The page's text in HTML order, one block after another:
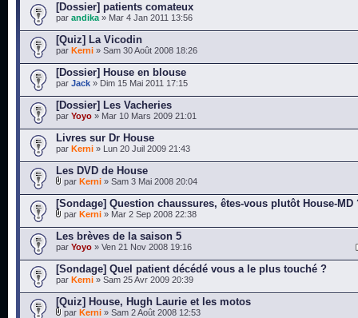
[Dossier] patients comateux
par andika » Mar 4 Jan 2011 13:56
[Quiz] La Vicodin
par Kerni » Sam 30 Août 2008 18:26
[Dossier] House en blouse
par Jack » Dim 15 Mai 2011 17:15
[Dossier] Les Vacheries
par Yoyo » Mar 10 Mars 2009 21:01
Livres sur Dr House
par Kerni » Lun 20 Juil 2009 21:43
Les DVD de House
par Kerni » Sam 3 Mai 2008 20:04
[Sondage] Question chaussures, êtes-vous plutôt House-MD
par Kerni » Mar 2 Sep 2008 22:38
Les brèves de la saison 5
par Yoyo » Ven 21 Nov 2008 19:16
[Sondage] Quel patient décédé vous a le plus touché ?
par Kerni » Sam 25 Avr 2009 20:39
[Quiz] House, Hugh Laurie et les motos
par Kerni » Sam 2 Août 2008 12:53